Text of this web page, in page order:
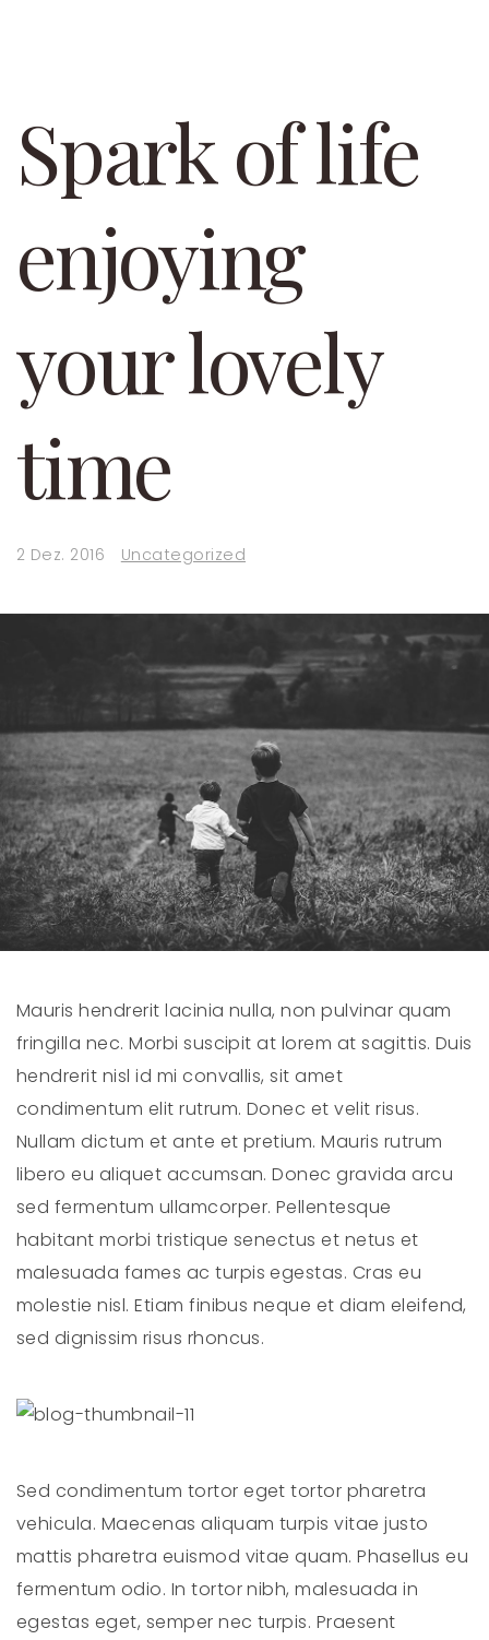
Spark of life
enjoying
your lovely
time
2 Dez. 2016 Uncategorized
Mauris hendrerit lacinia nulla, non pulvinar quam
fringilla nec. Morbi suscipit at lorem at sagittis. Duis
hendrerit nisl id mi convallis, sit amet
condimentum elit rutrum. Donec et velit risus.
Nullam dictum et ante et pretium. Mauris rutrum
libero eu aliquet accumsan. Donec gravida arcu
sed fermentum ullamcorper. Pellentesque
habitant morbi tristique senectus et netus et
malesuada fames ac turpis egestas. Cras eu
molestie nisl. Etiam finibus neque et diam eleifend,
sed dignissim risus rhoncus.
Sed condimentum tortor eget tortor pharetra
vehicula. Maecenas aliquam turpis vitae justo
mattis pharetra euismod vitae quam. Phasellus eu
fermentum odio. In tortor nibh, malesuada in
egestas eget, semper nec turpis. Praesent